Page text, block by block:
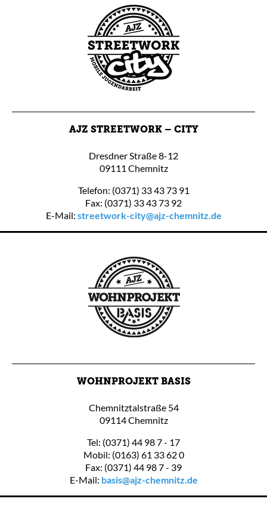
AJZ STREETWORK – CITY
Dresdner Straße 8-12
09111 Chemnitz
Telefon: (0371) 33 43 73 91
Fax: (0371) 33 43 73 92
E-Mail: streetwork-city@ajz-chemnitz.de
WOHNPROJEKT BASIS
Chemnitztalstraße 54
09114 Chemnitz
Tel: (0371) 44 98 7 - 17
Mobil: (0163) 61 33 62 0
Fax: (0371) 44 98 7 - 39
E-Mail: basis@ajz-chemnitz.de